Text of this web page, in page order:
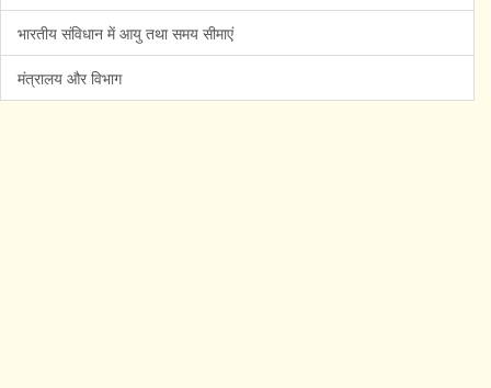
भारतीय संविधान में आयु तथा समय सीमाएं
मंत्रालय और विभाग